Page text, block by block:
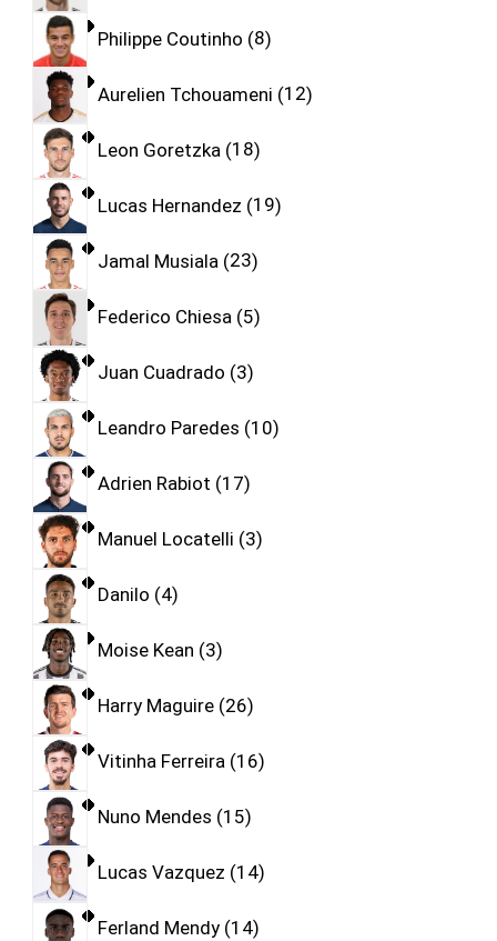
Philippe Coutinho 8
Aurelien Tchouameni 12
Leon Goretzka 18
Lucas Hernandez 19
Jamal Musiala 23
Federico Chiesa 5
Juan Cuadrado 3
Leandro Paredes 10
Adrien Rabiot 17
Manuel Locatelli 3
Danilo 4
Moise Kean 3
Harry Maguire 26
Vitinha Ferreira 16
Nuno Mendes 15
Lucas Vazquez 14
Ferland Mendy 14